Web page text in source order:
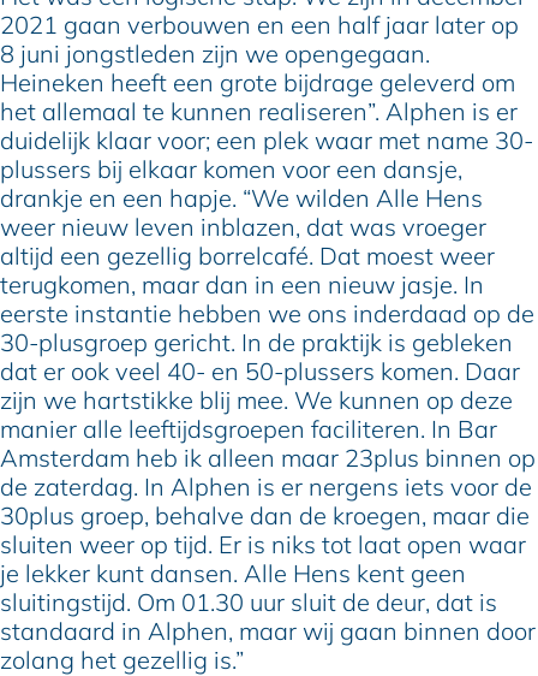
2021 gaan verbouwen en een half jaar later op
8 juni jongstleden zijn we opengegaan.
Heineken heeft een grote bijdrage geleverd om
het allemaal te kunnen realiseren”. Alphen is er
duidelijk klaar voor; een plek waar met name 30-
plussers bij elkaar komen voor een dansje,
drankje en een hapje. “We wilden Alle Hens
weer nieuw leven inblazen, dat was vroeger
altijd een gezellig borrelcafé. Dat moest weer
terugkomen, maar dan in een nieuw jasje. In
eerste instantie hebben we ons inderdaad op de
30-plusgroep gericht. In de praktijk is gebleken
dat er ook veel 40- en 50-plussers komen. Daar
zijn we hartstikke blij mee. We kunnen op deze
manier alle leeftijdsgroepen faciliteren. In Bar
Amsterdam heb ik alleen maar 23plus binnen op
de zaterdag. In Alphen is er nergens iets voor de
30plus groep, behalve dan de kroegen, maar die
sluiten weer op tijd. Er is niks tot laat open waar
je lekker kunt dansen. Alle Hens kent geen
sluitingstijd. Om 01.30 uur sluit de deur, dat is
standaard in Alphen, maar wij gaan binnen door
zolang het gezellig is.”